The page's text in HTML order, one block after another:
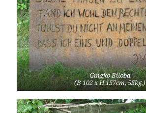
Gingko Biloba
(B 102 x H 157cm, 55kg,)